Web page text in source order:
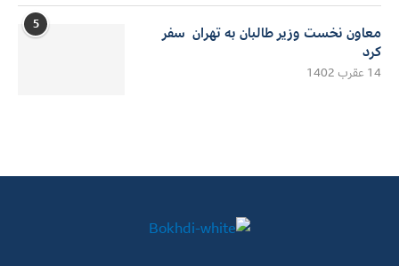
5
معاون نخست وزیر طالبان به تهران سفر
کرد
14 عقرب 1402